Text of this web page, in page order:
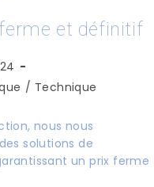
et définitif
/ Technique
nous nous
solutions de
un prix ferme